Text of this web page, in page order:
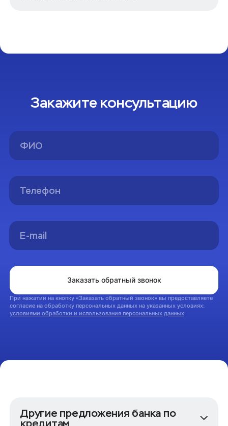
Закажите консультацию
При нажатии на кнопку «Заказать обратный звонок» вы предоставляете
согласие на обработку персональных данных на указанных условиях:
условиями обработки и использования персональных данных
Заказать обратный звонок
На главную
Другие предложения банка по